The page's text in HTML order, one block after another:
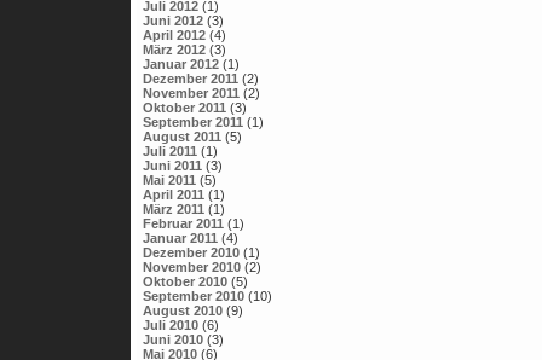
Juli 2012(1)
Juni 2012(3)
April 2012(4)
März 2012(3)
Januar 2012(1)
Dezember 2011 (2)
November 2011 (2)
Oktober 2011 (3)
September 2011 (1)
August 2011 (5)
Juli 2011 (1)
Juni 2011 (3)
Mai 2011 (5)
April 2011 (1)
März 2011 (1)
Februar 2011 (1)
Januar 2011 (4)
Dezember 2010(1)
November 2010(2)
Oktober 2010(5)
September 2010(10)
August 2010(9)
Juli 2010(6)
Juni 2010(3)
Mai 2010(6)